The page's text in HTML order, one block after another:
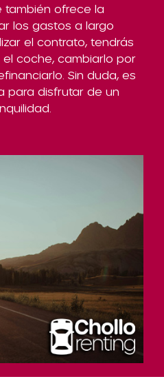
también ofrece la
los gastos a largo
el contrato, tendrás
coche, cambiarlo por
Sin duda, es
para disfrutar de un